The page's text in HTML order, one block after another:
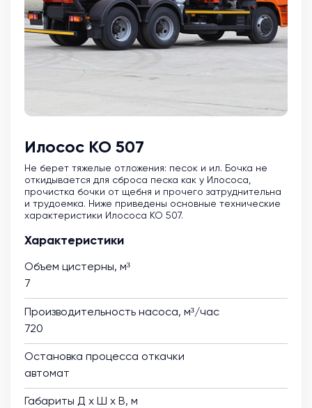
Илосос КО 507
Не берет тяжелые отложения: песок и ил. Бочка не
откидывается для сброса песка как у Илососа,
прочистка бочки от щебня и прочего затруднительна
и трудоемка. Ниже приведены основные технические
характеристики Илососа КО 507.
Характеристики
Объем цистерны, м³
7
Производительность насоса, м³/час
720
Остановка процесса откачки
автомат
Габариты Д х Ш х В, м